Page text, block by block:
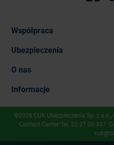
Współpraca
Ubezpieczenia
O nas
Informacje
©2026 CUK Ubezpieczenia Sp. z
Contact Center: tel. 22 27 00 337.